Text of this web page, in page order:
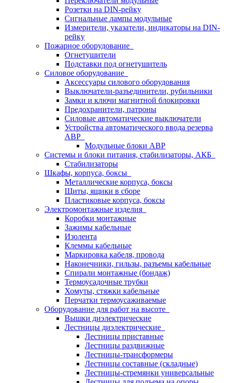
Розетки на DIN-рейку
Сигнальные лампы модульные
Измерители, указатели, индикаторы на DIN-
рейку
Пожарное оборудование
Огнетушители
Подставки под огнетушитель
Силовое оборудование
Аксессуары силового оборудования
Выключатели-разъединители, рубильники
Замки и ключи магнитной блокировки
Предохранители, патроны
Силовые автоматические выключатели
Устройства автоматического ввода резерва
АВР
Модульные блоки АВР
Системы и блоки питания, стабилизаторы, АКБ
Стабилизаторы
Шкафы, корпуса, боксы
Металлические корпуса, боксы
Щиты, ящики в сборе
Пластиковые корпуса, боксы
Электромонтажные изделия
Коробки монтажные
Зажимы кабельные
Изолента
Клеммы кабельные
Маркировка кабеля, провода
Наконечники, гильзы, разъемы кабельные
Спирали монтажные (бондаж)
Термоусадочные трубки
Хомуты, стяжки кабельные
Перчатки термоусаживаемые
Оборудование для работ на высоте
Вышки диэлектрические
Лестницы диэлектрические
Лестницы приставные
Лестницы раздвижные
Лестницы-трансформеры
Лестницы составные (складные)
Лестницы-стремянки универсальные